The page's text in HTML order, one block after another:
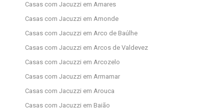
Casas com Jacuzzi em Amares
Casas com Jacuzzi em Amonde
Casas com Jacuzzi em Arco de Baúlhe
Casas com Jacuzzi em Arcos de Valdevez
Casas com Jacuzzi em Arcozelo
Casas com Jacuzzi em Armamar
Casas com Jacuzzi em Arouca
Casas com Jacuzzi em Baião